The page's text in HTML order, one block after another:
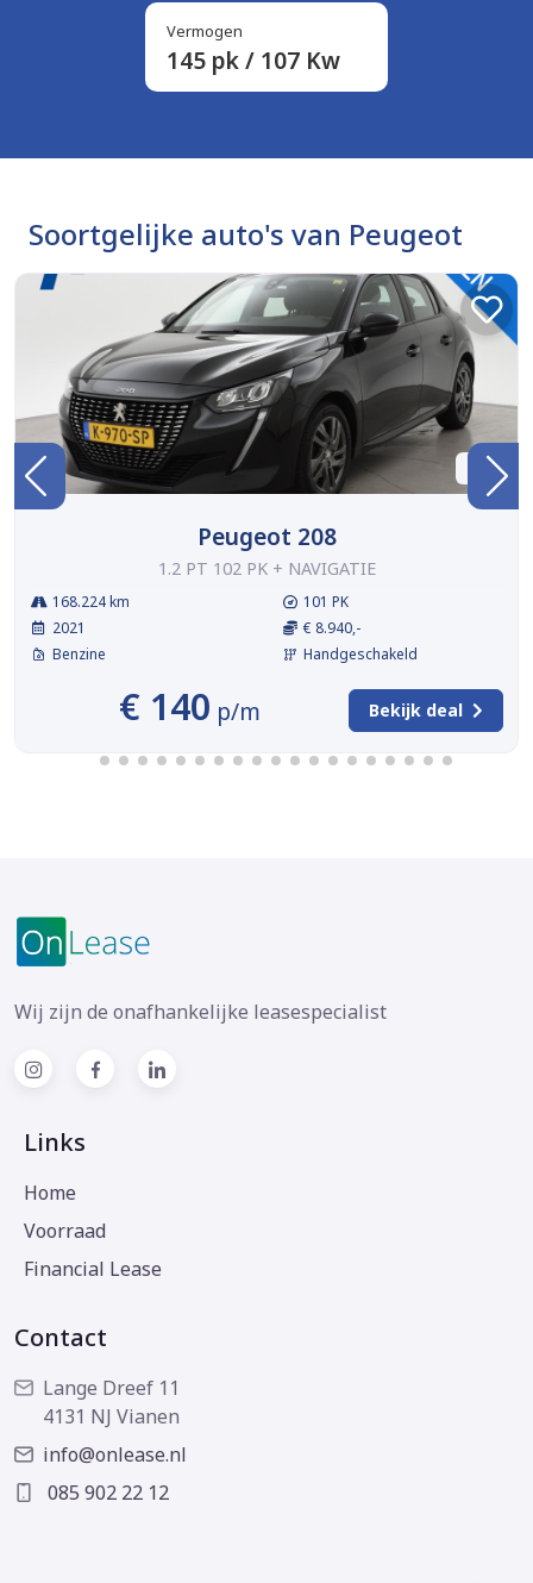
Vermogen
145 pk / 107 Kw
Soortgelijke auto's van Peugeot
BTW
Peugeot 208
1.2 PT 102 PK + NAVIGATIE
168.224 km
2021
Benzine
101 PK
€ 8.940,-
Handgeschakeld
€ 140 p/m Bekijk deal
Wij zijn de onafhankelijke leasespecialist
Links
Home
Voorraad
Financial Lease
Contact
Lange Dreef 11
4131 NJ Vianen
info@onlease.nl
085 902 22 12